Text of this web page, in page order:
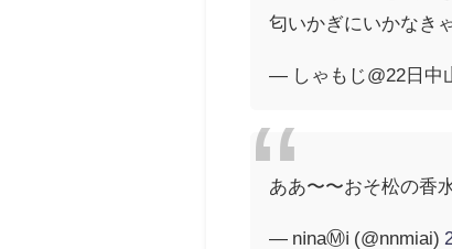
匂いかぎにいかなき
— しゃもじ@22日中
ああ〜〜おそ松の香
— nℹ︎naⓂ︎ℹ︎ (@nnmiai)